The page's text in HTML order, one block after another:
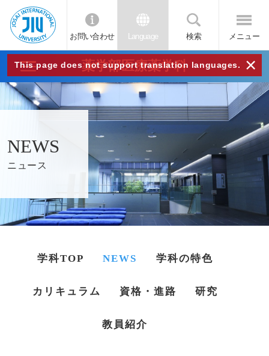
JIU
城西
大学
お問い合わせ Language 検索 メニュー
This page does not support translation languages. ×
薬学部医療薬学科
NEWS
ニュース
学科TOP NEWS 学科の特色
カリキュラム 資格・進路 研究
教員紹介